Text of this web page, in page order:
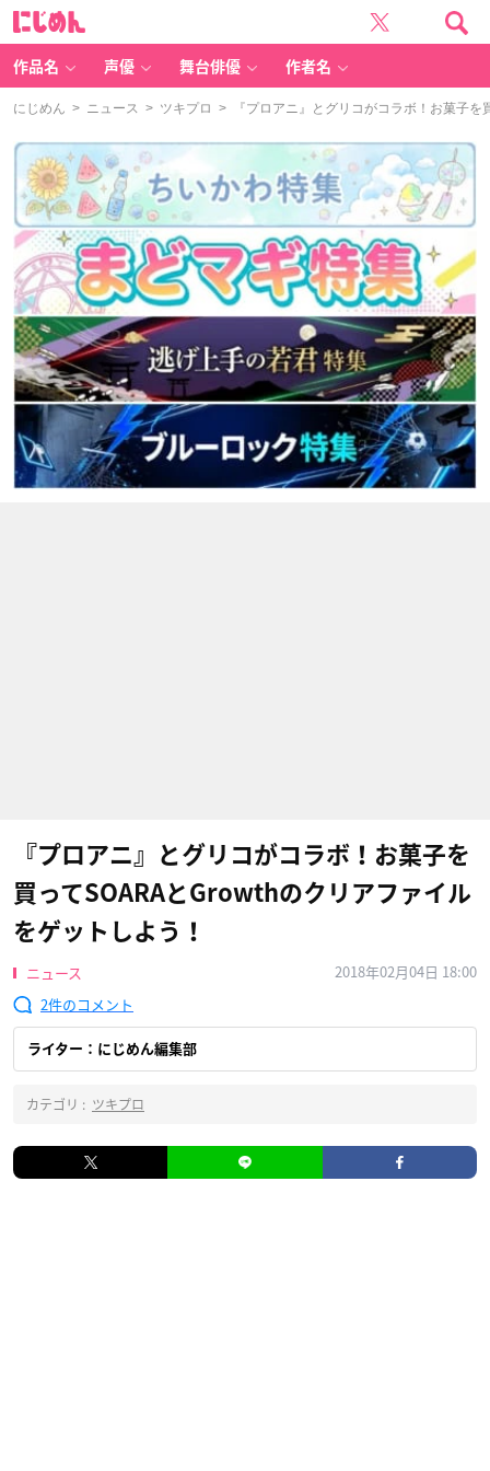
作品名 声優 舞台俳優 作者名
にじめん > ニュース > ツキプロ > 『プロアニ』とグリコがコラボ！お菓子を
『プロアニ』とグリコがコラボ！お菓子を
買ってSOARA​とGrowth​のクリアファイル
をゲットしよう！
ニュース
2018年02月04日 18:00
2
ライター：にじめん編集部
カテゴリ : ツキプロ